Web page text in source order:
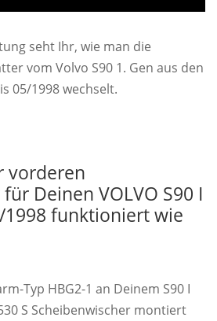
seht Ihr, wie man die
vom Volvo S90 1. Gen aus den
05/1998 wechselt.
vorderen
Deinen VOLVO S90 I
1998 funktioniert wie
Typ HBG2-1 an Deinem S90 I
S Scheibenwischer montiert